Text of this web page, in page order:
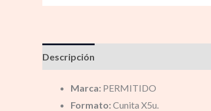
Descripción
Marca: PERMITIDO
Formato: Cunita X5u.